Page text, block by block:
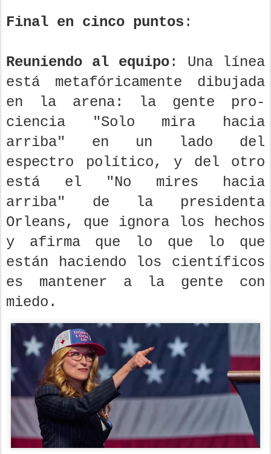
Final en cinco puntos :
Reuniendo al equipo: Una línea
está metafóricamente dibujada
en la arena: la gente pro-
ciencia "Solo mira hacia
arriba" en un lado del
espectro político, y del otro
está el "No mires hacia
arriba" de la presidenta
Orleans, que ignora los hechos
y afirma que lo que lo que
están haciendo los científicos
es mantener a la gente con
miedo.